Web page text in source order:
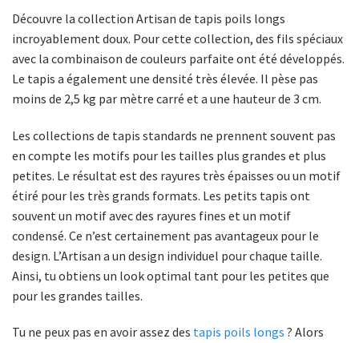
Découvre la collection Artisan de tapis poils longs
incroyablement doux. Pour cette collection, des fils spéciaux
avec la combinaison de couleurs parfaite ont été développés.
Le tapis a également une densité très élevée. Il pèse pas
moins de 2,5 kg par mètre carré et a une hauteur de 3 cm.
Les collections de tapis standards ne prennent souvent pas
en compte les motifs pour les tailles plus grandes et plus
petites. Le résultat est des rayures très épaisses ou un motif
étiré pour les très grands formats. Les petits tapis ont
souvent un motif avec des rayures fines et un motif
condensé. Ce n’est certainement pas avantageux pour le
design. L’Artisan a un design individuel pour chaque taille.
Ainsi, tu obtiens un look optimal tant pour les petites que
pour les grandes tailles.
Tu ne peux pas en avoir assez des tapis poils longs ? Alors